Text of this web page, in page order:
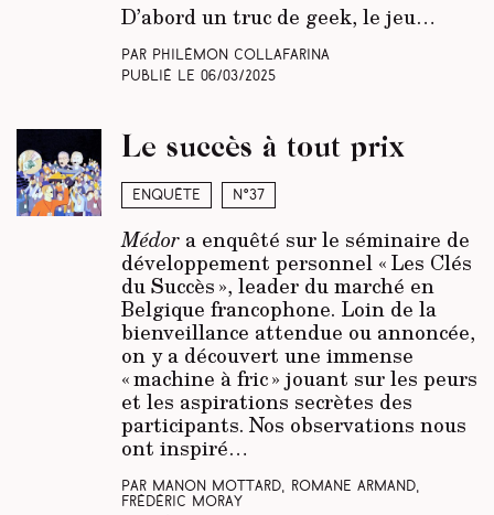
D’abord un truc de geek, le jeu…
Par Philémon Collafarina
Publié le 06/03/2025
Enquête N°37
Le succès à tout prix
Médora enquêté sur le séminaire de
développement personnel « Les Clés
du Succès », leader du marché en
Belgique francophone. Loin de la
bienveillance attendue ou annoncée,
on y a découvert une immense
« machine à fric » jouant sur les peurs
et les aspirations secrètes des
participants. Nos observations nous
ont inspiré…
Par Manon Mottard, Romane Armand,
Frédéric Moray